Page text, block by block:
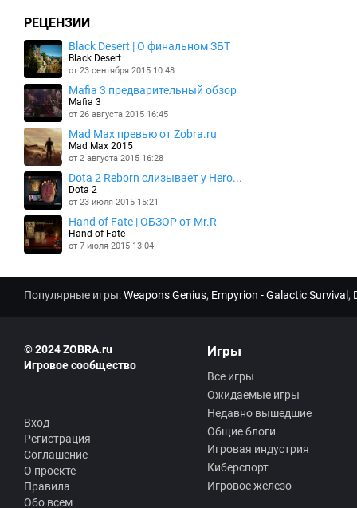
РЕЦЕНЗИИ
Black Desert | О финальном ЗБТ
Black Desert
от 23 сентября 2015 10:48
Mafia 3 предварительный обзор
Mafia 3
от 26 августа 2015 16:45
Mad Max превью от Zobra.ru
Mad Max 2015
от 2 августа 2015 16:28
Dota 2 Reborn слизывает у Hero...
Dota 2
от 23 июля 2015 15:21
Hand of Fate | ОБЗОР от Mr.R
Hand of Fate
от 7 июля 2015 13:04
Популярные игры:Weapons Genius, Empyrion - Galactic Survival,
© 2024 ZOBRA.ru
Игровое сообщество
Вход
Регистрация
Соглашение
О проекте
Правила
Обо всем
Игры
Все игры
Ожидаемые игры
Недавно вышедшие
Общие блоги
Игровая индустрия
Киберспорт
Игровое железо